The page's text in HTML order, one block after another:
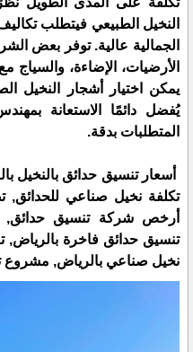
النخيل الطبيعي فيتطلب
الجمالية عالية. توفر بعض
الأرضيات، الإضاءة،
يمكن اختيار أشجار النخيل
يُفضل دائمًا الاستعانة
المتطلبات بدقة.
أسعار تنسيق حدائق بالنخيل
تكلفة نخيل صناعي للحدائق,
أرخص شركة تنسيق
تنسيق حدائق فاخرة
نخيل صناعي بالرياض, مشروع